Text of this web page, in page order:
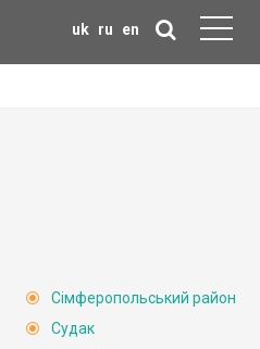
uk ru en
Сімферопольський район
Судак